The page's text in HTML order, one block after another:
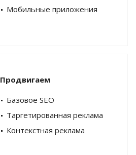
Мобильные приложения
Продвигаем
Базовое SEO
Таргетированная реклама
Контекстная реклама